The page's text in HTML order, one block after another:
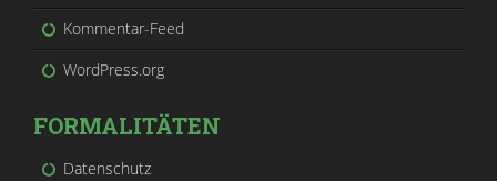
Kommentar-Feed
WordPress.org
FORMALITÄTEN
Datenschutz